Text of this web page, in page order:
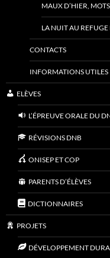
MAUX D’HIER,
LA NUIT AU REFUGE
CONTACTS
INFORMATIONS UTILES
ELÈVES
L’ÉPREUVE ORALE DU
RÉVISIONS DNB
ONISEP ET COP
PARENTS D’ÉLÈVES
DICTIONNAIRES
PROJETS
DÉVELOPPEMENT